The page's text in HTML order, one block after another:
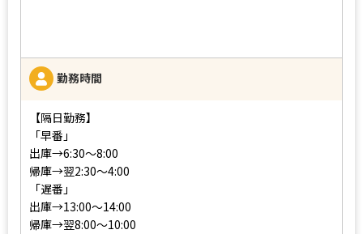
勤務時間
【隔日勤務】
「早番」
出庫→6:30〜8:00
帰庫→翌2:30〜4:00
「遅番」
出庫→13:00〜14:00
帰庫→翌8:00〜10:00